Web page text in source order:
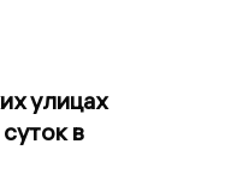
улицах
в